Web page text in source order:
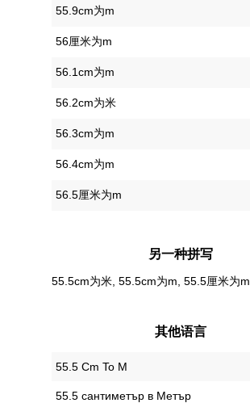
55.9cm为m
56厘米为m
56.1cm为m
56.2cm为米
56.3cm为m
56.4cm为m
56.5厘米为m
另一种拼写
55.5cm为米, 55.5cm为m, 55.5厘米为m
其他语言
‎55.5 Cm To M
‎55.5 сантиметър в Метър